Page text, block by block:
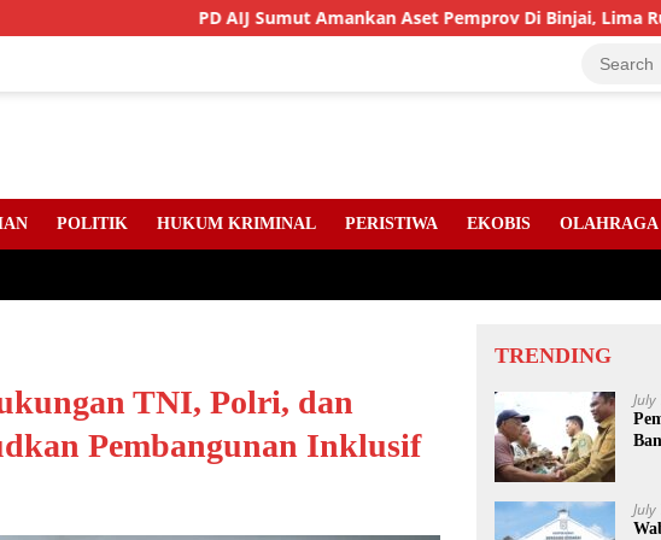
PD AIJ Sumut Amankan Aset Pemprov Di Binjai, Lima Rumah Dinas
POLITIK HUKUM KRIMINAL PERISTIWA EKOBIS OLAHRAGA
TNI, Polri, dan
Pembangunan Inklusif
TRENDING